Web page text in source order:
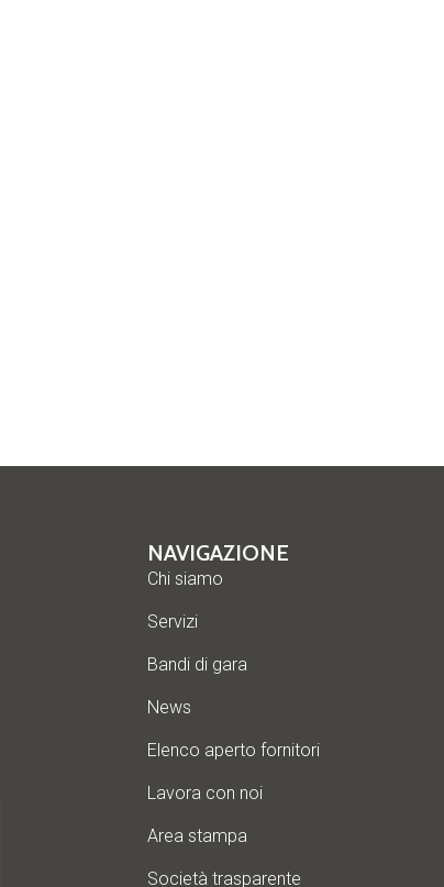
NAVIGAZIONE
Chi siamo
Servizi
Bandi di gara
News
Elenco aperto fornitori
Lavora con noi
Area stampa
Società trasparente